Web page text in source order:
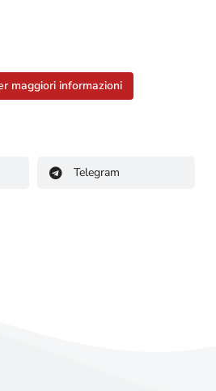
maggiori informazioni
Telegram